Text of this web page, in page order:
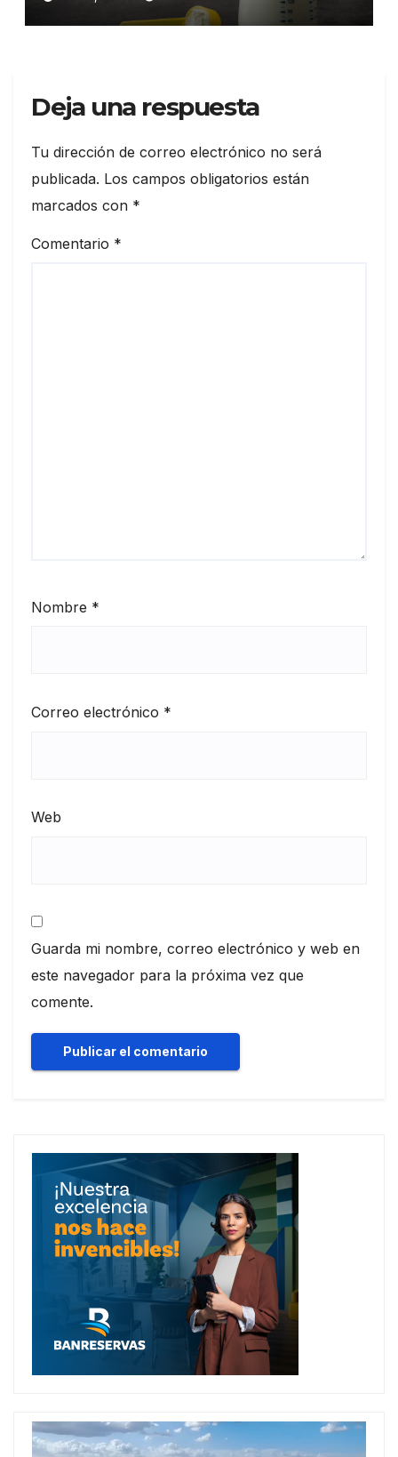
los bebés
Deja una respuesta
Tu dirección de correo electrónico no será
publicada. Los campos obligatorios están
marcados con *
Comentario *
Nombre *
Correo electrónico *
Web
Guarda mi nombre, correo electrónico y web en
este navegador para la próxima vez que
comente.